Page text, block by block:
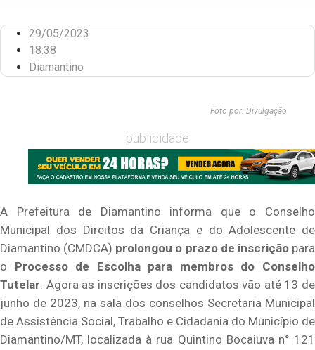
29/05/2023
18:38
Diamantino
Foto por: Divulgação
publicidade
A Prefeitura de Diamantino informa que o Conselho
Municipal dos Direitos da Criança e do Adolescente de
Diamantino (CMDCA) prolongou o prazo de inscriçãopara
o Processo de Escolha para membros do Conselho
Tutelar. Agora as inscrições dos candidatos vão até 13 de
junho de 2023, na sala dos conselhos Secretaria Municipal
de Assistência Social, Trabalho e Cidadania do Município de
Diamantino/MT, localizada à rua Quintino Bocaiuva n° 121